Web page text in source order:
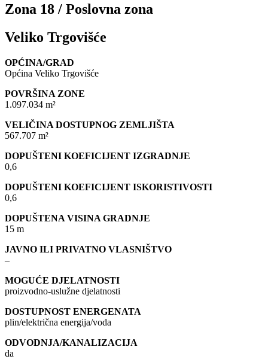
Zona 18 / Poslovna zona
Veliko Trgovišće
OPĆINA/GRAD
Općina Veliko Trgovišće
POVRŠINA ZONE
1.097.034 m²
VELIČINA DOSTUPNOG ZEMLJIŠTA
567.707 m²
DOPUŠTENI KOEFICIJENT IZGRADNJE
0,6
DOPUŠTENI KOEFICIJENT ISKORISTIVOSTI
0,6
DOPUŠTENA VISINA GRADNJE
15 m
JAVNO ILI PRIVATNO VLASNIŠTVO
–
MOGUĆE DJELATNOSTI
proizvodno-uslužne djelatnosti
DOSTUPNOST ENERGENATA
plin/električna energija/voda
ODVODNJA/KANALIZACIJA
da